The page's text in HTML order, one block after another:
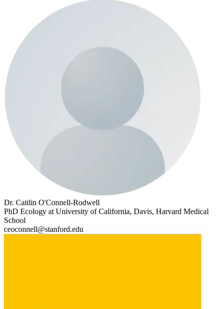
Dr. Caitlin O'Connell-Rodwell
PhD Ecology at University of California, Davis, Harvard Medical
School
ceoconnell@stanford.edu